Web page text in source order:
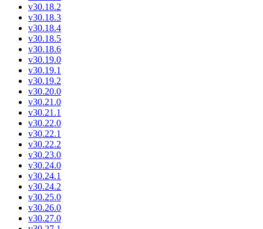
v30.18.2
v30.18.3
v30.18.4
v30.18.5
v30.18.6
v30.19.0
v30.19.1
v30.19.2
v30.20.0
v30.21.0
v30.21.1
v30.22.0
v30.22.1
v30.22.2
v30.23.0
v30.24.0
v30.24.1
v30.24.2
v30.25.0
v30.26.0
v30.27.0